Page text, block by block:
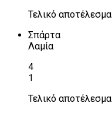
Τελικό αποτέλεσμα
Σπάρτα
Λαμία
4
1
Τελικό αποτέλεσμα